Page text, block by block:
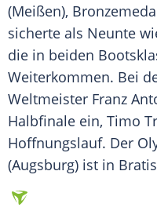
(Meißen),
sicherte als Neunte
die in beiden
Weiterkommen. Bei
Weltmeister Franz
Halbfinale ein, Timo
Hoffnungslauf. Der
(Augsburg) ist in